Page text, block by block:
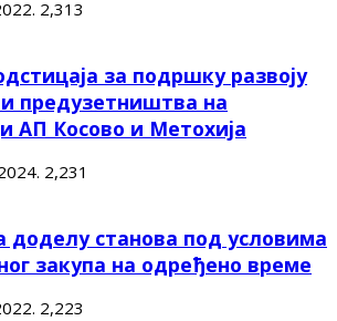
2,313
за подршку развоју
предузетништва на
АП Косово и Метохија
2,231
доделу станова под условима
закупа на одређено време
2,223